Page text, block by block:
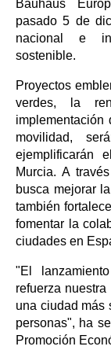
Bauhaus
pasado 5 de
nacional e
sostenible.
Proyectos
verdes, la
movilidad,
ejemplificarán
Murcia. A
busca mejorar
también
fomentar la
ciudades en
"El
refuerza
una ciudad más
personas", ha
Promoción